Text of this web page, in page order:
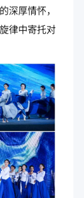
深厚情怀，
律中寄托对